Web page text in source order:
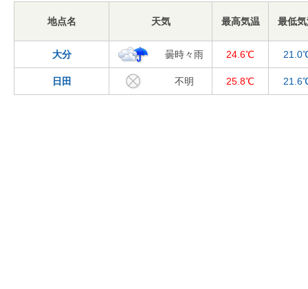
地点名 天気 最高気温 最低
大分 曇時々雨 24.6℃
日田 不明 25.8℃